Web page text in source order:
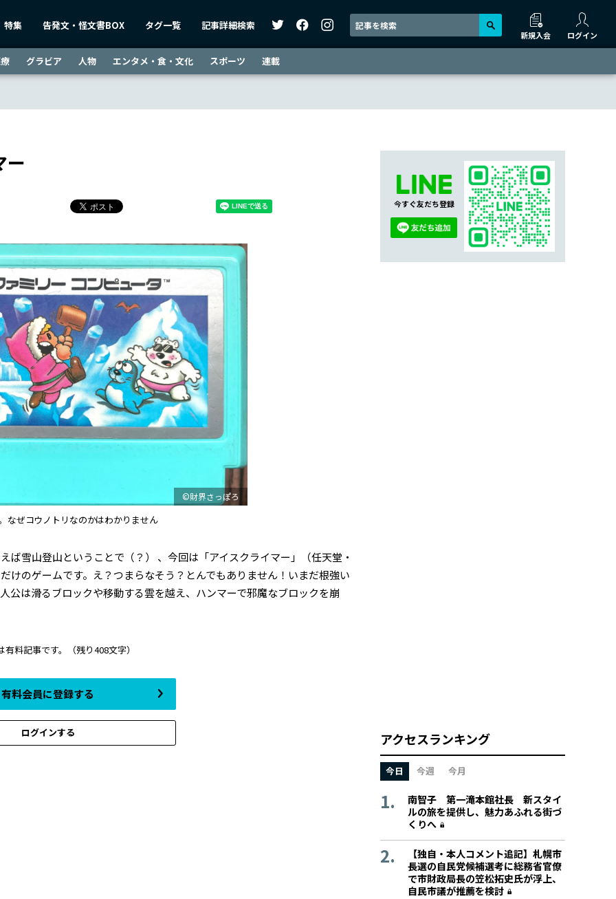
特集 告発文・怪文書BOX タグ一覧 記事詳細検索
新規入会 ログイン
グラビア 人物 エンタメ・食・文化 スポーツ 連載
ー
©財界さっぽろ
なぜコウノトリなのかはわかりません
雪山登山ということで（？） 、今回は「アイスクライマー」（任天堂・
のゲームです。え？つまらなそう？とんでもありません！いまだ根強い
は滑るブロックや移動する雲を越え、ハンマーで邪魔なブロックを崩
料記事です。 （残り408文字）
有料会員に登録する
ログインする
今すぐ友だち登録
アクセスランキング
今日 今週 今月
南智子 第一滝本館社長 新スタイ
ルの旅を提供し、魅力あふれる街づ
くりへ
【独自・本人コメント追記】札幌市
長選の自民党候補選考に総務省官僚
で市財政局長の笠松拓史氏が浮上、
自民市議が推薦を検討